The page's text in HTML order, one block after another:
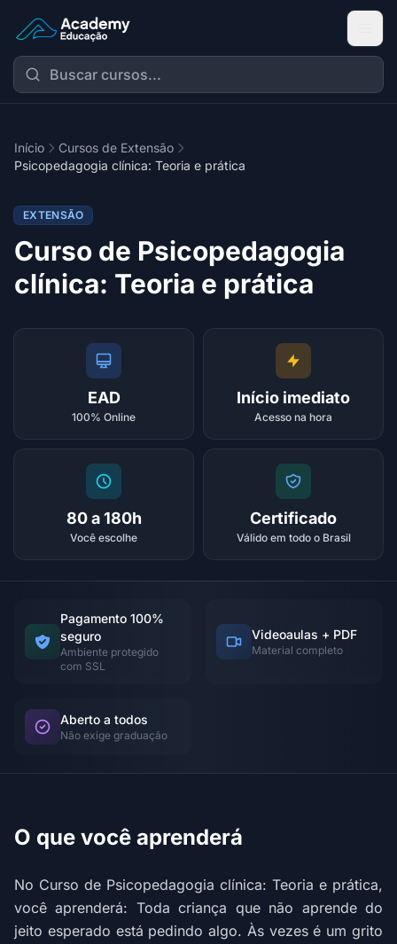
Academy Extensão
Início
Cursos de Extensão
Psicopedagogia clínica: Teoria e prática
EXTENSÃO
Curso de Psicopedagogia
clínica: Teoria e prática
EAD
100% Online
Início imediato
Acesso na hora
80 a 180h
Você escolhe
Certificado
Válido em todo o Brasil
Pagamento 100%
seguro
Ambiente protegido
com SSL
Videoaulas + PDF
Material completo
Aberto a todos
Não exige graduação
O que você aprenderá
No Curso de Psicopedagogia clínica: Teoria e prática,
você aprenderá: Toda criança que não aprende do
jeito esperado está pedindo algo. Às vezes é um grito